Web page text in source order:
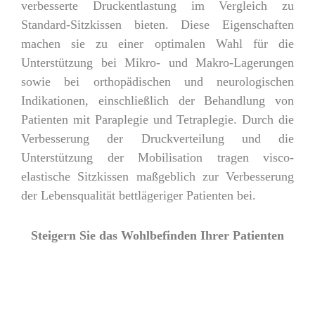
verbesserte Druckentlastung im Vergleich zu
Standard-Sitzkissen bieten. Diese Eigenschaften
machen sie zu einer optimalen Wahl für die
Unterstützung bei Mikro- und Makro-Lagerungen
sowie bei orthopädischen und neurologischen
Indikationen, einschließlich der Behandlung von
Patienten mit Paraplegie und Tetraplegie. Durch die
Verbesserung der Druckverteilung und die
Unterstützung der Mobilisation tragen visco-
elastische Sitzkissen maßgeblich zur Verbesserung
der Lebensqualität bettlägeriger Patienten bei.
Steigern Sie das Wohlbefinden Ihrer Patienten